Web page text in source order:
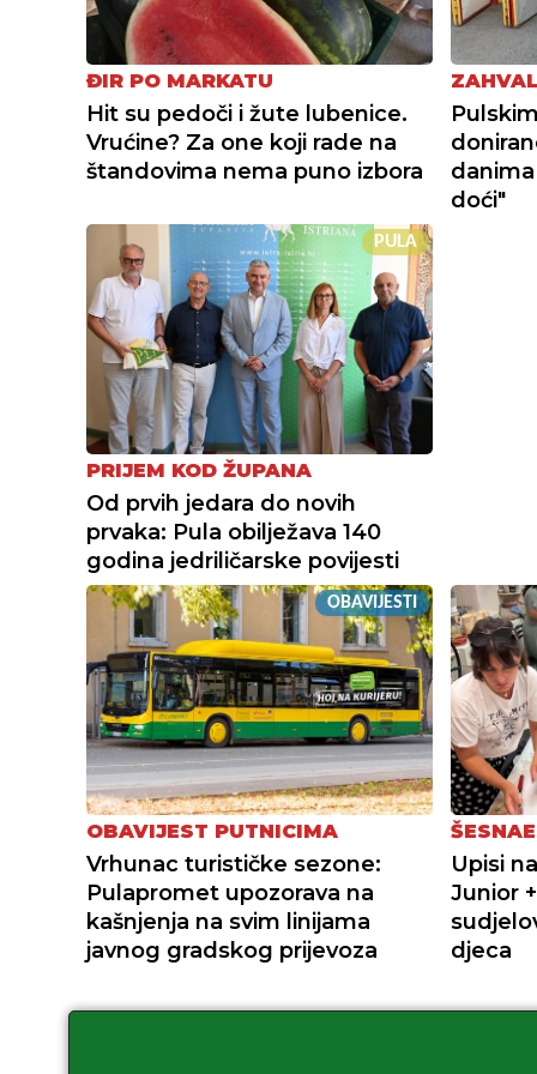
ĐIR PO MARKATU
Hit su pedoči i žute lubenice.
Vrućine? Za one koji rade na
štandovima nema puno izbora
doći"
PULA
PRIJEM KOD ŽUPANA
Od prvih jedara do novih
prvaka: Pula obilježava 140
godina jedriličarske povijesti
OBAVIJESTI
OBAVIJEST PUTNICIMA
Vrhunac turističke sezone:
Pulapromet upozorava na
kašnjenja na svim linijama
javnog gradskog prijevoza
Upisi
Junior
djeca